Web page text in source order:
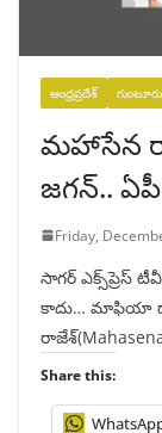
ఆంధ్రప్రదేశ్ గుంటూరు
మహాసేన
జగన్‌..
Friday,
సాగర్ ఎక్స్‌ప్రెస్
కాదు… మాఫియా
Share this: